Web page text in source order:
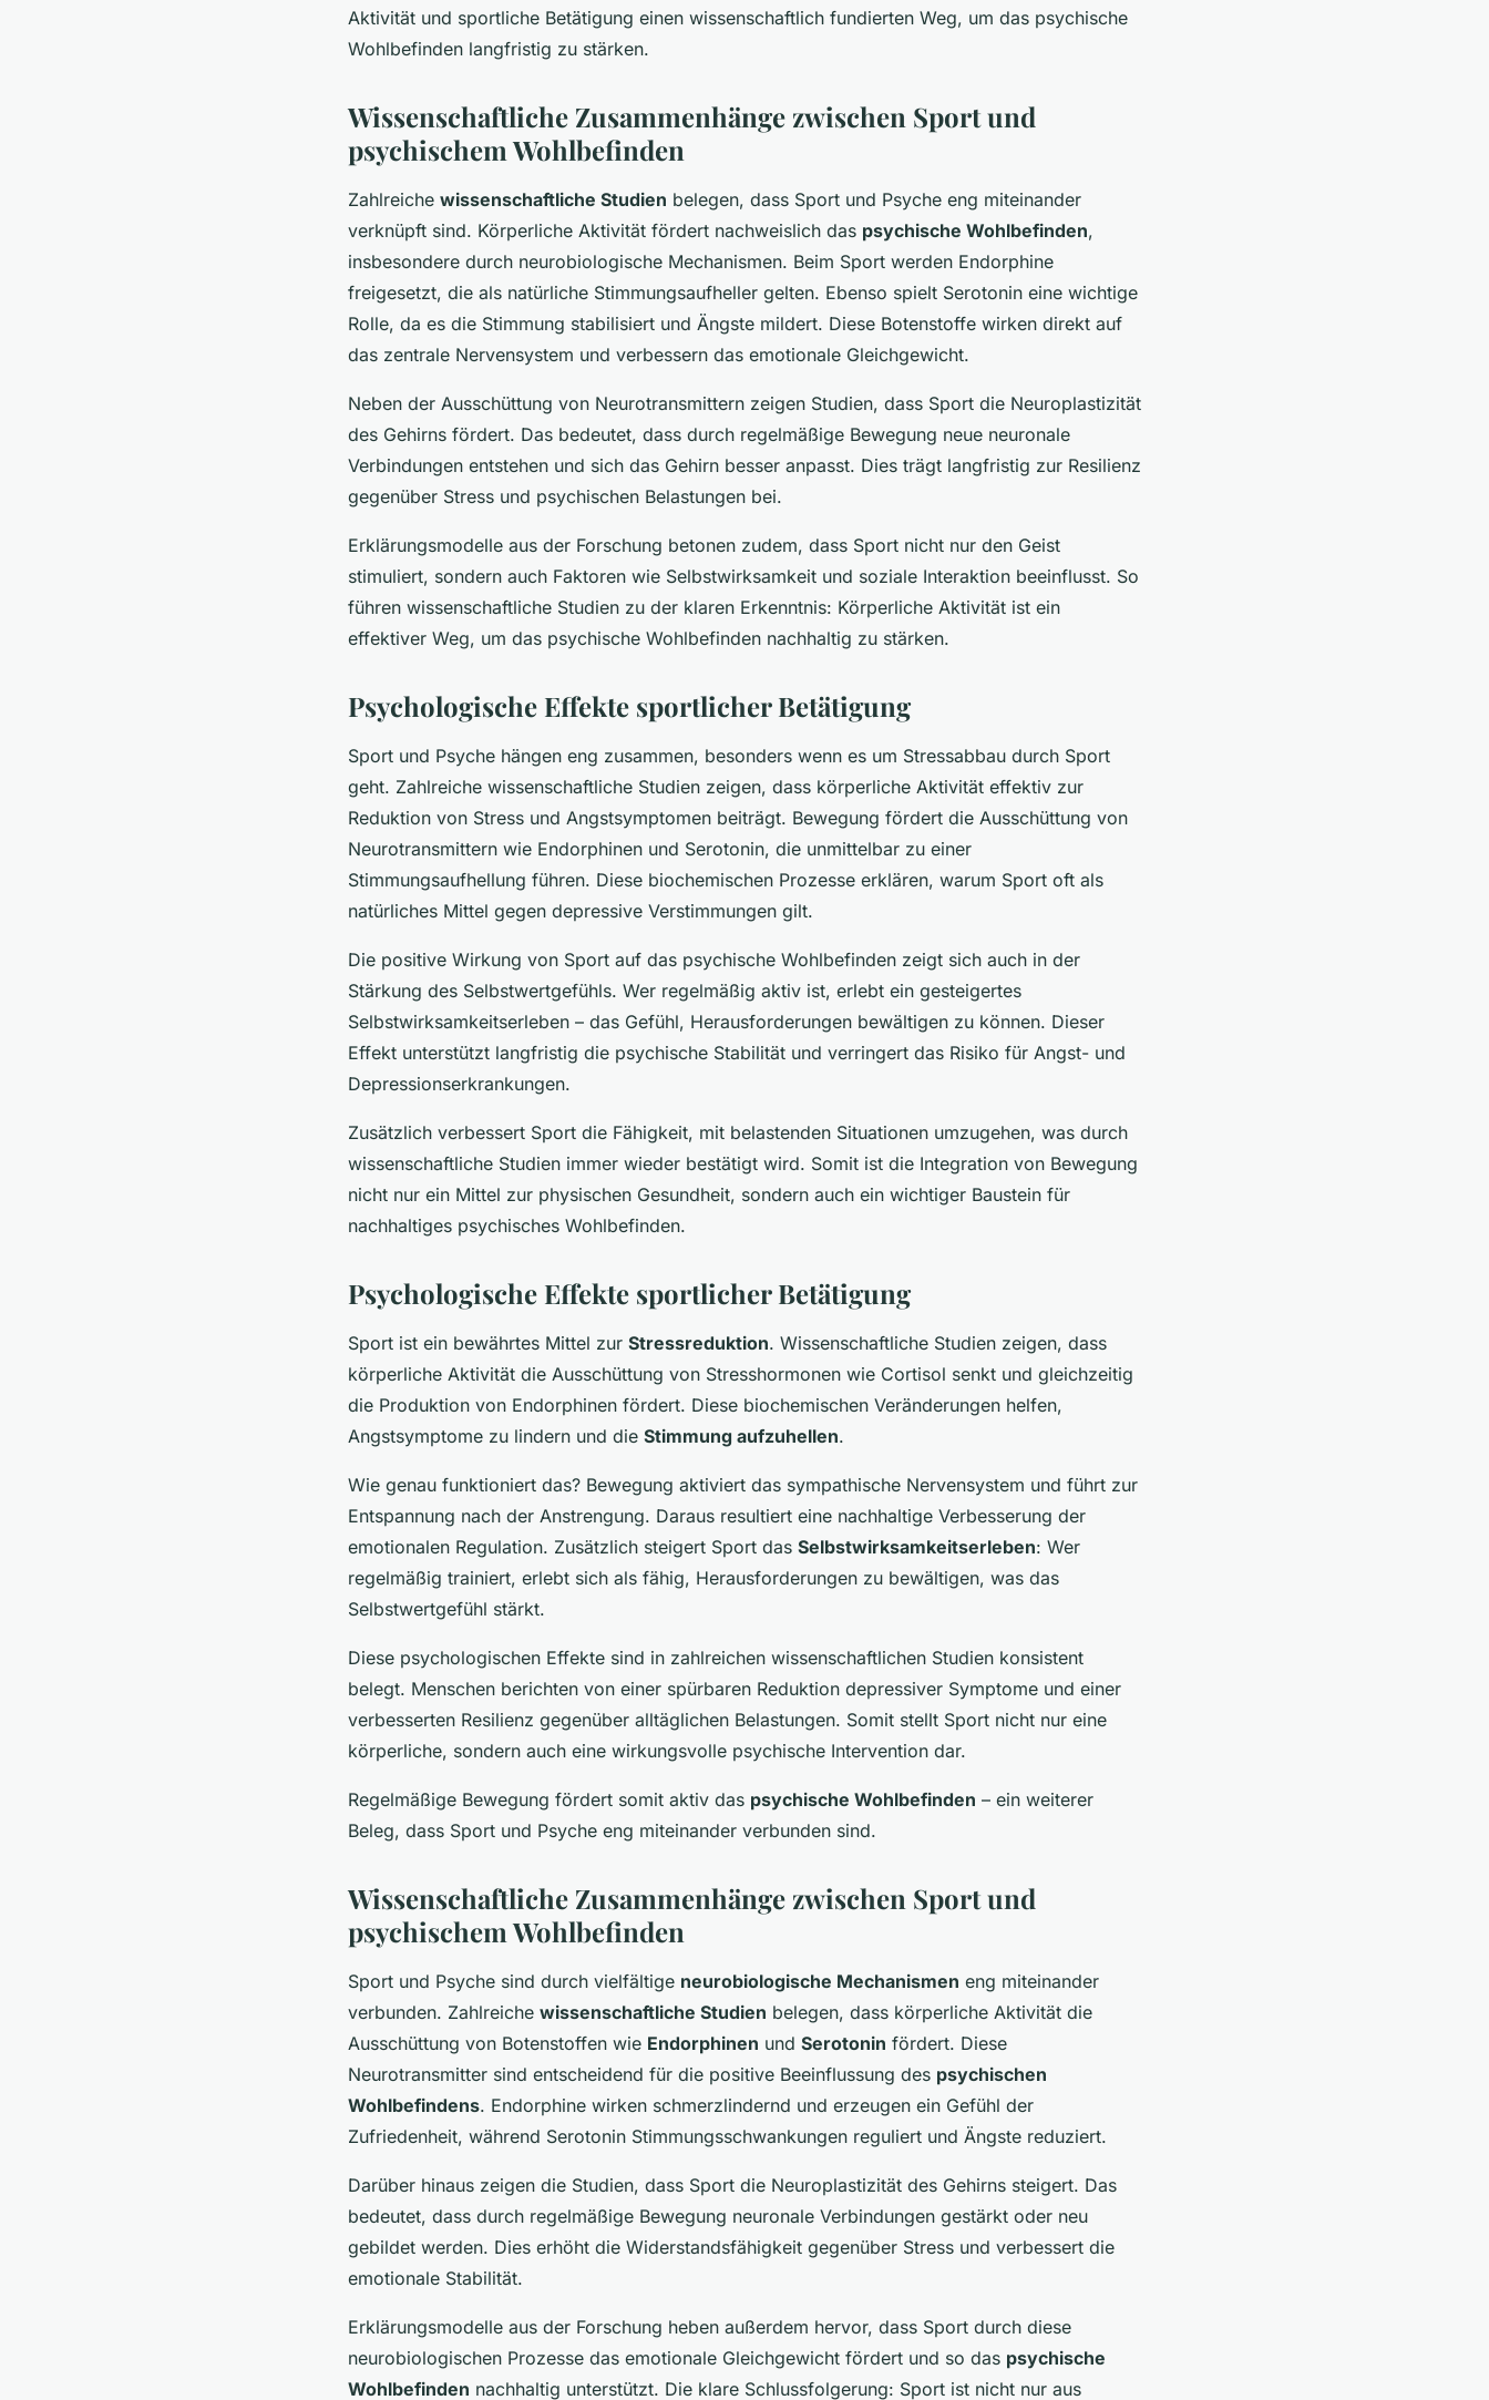
Aktivität und sportliche Betätigung einen wissenschaftlich fundierten Weg, um das psychische
Wohlbefinden langfristig zu stärken.
Wissenschaftliche Zusammenhänge zwischen Sport und
psychischem Wohlbefinden
Zahlreiche wissenschaftliche Studien belegen, dass Sport und Psyche eng miteinander
verknüpft sind. Körperliche Aktivität fördert nachweislich das psychische Wohlbefinden,
insbesondere durch neurobiologische Mechanismen. Beim Sport werden Endorphine
freigesetzt, die als natürliche Stimmungsaufheller gelten. Ebenso spielt Serotonin eine wichtige
Rolle, da es die Stimmung stabilisiert und Ängste mildert. Diese Botenstoffe wirken direkt auf
das zentrale Nervensystem und verbessern das emotionale Gleichgewicht.
Neben der Ausschüttung von Neurotransmittern zeigen Studien, dass Sport die Neuroplastizität
des Gehirns fördert. Das bedeutet, dass durch regelmäßige Bewegung neue neuronale
Verbindungen entstehen und sich das Gehirn besser anpasst. Dies trägt langfristig zur Resilienz
gegenüber Stress und psychischen Belastungen bei.
Erklärungsmodelle aus der Forschung betonen zudem, dass Sport nicht nur den Geist
stimuliert, sondern auch Faktoren wie Selbstwirksamkeit und soziale Interaktion beeinflusst. So
führen wissenschaftliche Studien zu der klaren Erkenntnis: Körperliche Aktivität ist ein
effektiver Weg, um das psychische Wohlbefinden nachhaltig zu stärken.
Psychologische Effekte sportlicher Betätigung
Sport und Psyche hängen eng zusammen, besonders wenn es um Stressabbau durch Sport
geht. Zahlreiche wissenschaftliche Studien zeigen, dass körperliche Aktivität effektiv zur
Reduktion von Stress und Angstsymptomen beiträgt. Bewegung fördert die Ausschüttung von
Neurotransmittern wie Endorphinen und Serotonin, die unmittelbar zu einer
Stimmungsaufhellung führen. Diese biochemischen Prozesse erklären, warum Sport oft als
natürliches Mittel gegen depressive Verstimmungen gilt.
Die positive Wirkung von Sport auf das psychische Wohlbefinden zeigt sich auch in der
Stärkung des Selbstwertgefühls. Wer regelmäßig aktiv ist, erlebt ein gesteigertes
Selbstwirksamkeitserleben – das Gefühl, Herausforderungen bewältigen zu können. Dieser
Effekt unterstützt langfristig die psychische Stabilität und verringert das Risiko für Angst- und
Depressionserkrankungen.
Zusätzlich verbessert Sport die Fähigkeit, mit belastenden Situationen umzugehen, was durch
wissenschaftliche Studien immer wieder bestätigt wird. Somit ist die Integration von Bewegung
nicht nur ein Mittel zur physischen Gesundheit, sondern auch ein wichtiger Baustein für
nachhaltiges psychisches Wohlbefinden.
Psychologische Effekte sportlicher Betätigung
Sport ist ein bewährtes Mittel zur Stressreduktion. Wissenschaftliche Studien zeigen, dass
körperliche Aktivität die Ausschüttung von Stresshormonen wie Cortisol senkt und gleichzeitig
die Produktion von Endorphinen fördert. Diese biochemischen Veränderungen helfen,
Angstsymptome zu lindern und die Stimmung aufzuhellen.
Wie genau funktioniert das? Bewegung aktiviert das sympathische Nervensystem und führt zur
Entspannung nach der Anstrengung. Daraus resultiert eine nachhaltige Verbesserung der
emotionalen Regulation. Zusätzlich steigert Sport das Selbstwirksamkeitserleben: Wer
regelmäßig trainiert, erlebt sich als fähig, Herausforderungen zu bewältigen, was das
Selbstwertgefühl stärkt.
Diese psychologischen Effekte sind in zahlreichen wissenschaftlichen Studien konsistent
belegt. Menschen berichten von einer spürbaren Reduktion depressiver Symptome und einer
verbesserten Resilienz gegenüber alltäglichen Belastungen. Somit stellt Sport nicht nur eine
körperliche, sondern auch eine wirkungsvolle psychische Intervention dar.
Regelmäßige Bewegung fördert somit aktiv das psychische Wohlbefinden – ein weiterer
Beleg, dass Sport und Psyche eng miteinander verbunden sind.
Wissenschaftliche Zusammenhänge zwischen Sport und
psychischem Wohlbefinden
Sport und Psyche sind durch vielfältige neurobiologische Mechanismen eng miteinander
verbunden. Zahlreiche wissenschaftliche Studien belegen, dass körperliche Aktivität die
Ausschüttung von Botenstoffen wie Endorphinen und Serotonin fördert. Diese
Neurotransmitter sind entscheidend für die positive Beeinflussung des psychischen
Wohlbefindens. Endorphine wirken schmerzlindernd und erzeugen ein Gefühl der
Zufriedenheit, während Serotonin Stimmungsschwankungen reguliert und Ängste reduziert.
Darüber hinaus zeigen die Studien, dass Sport die Neuroplastizität des Gehirns steigert. Das
bedeutet, dass durch regelmäßige Bewegung neuronale Verbindungen gestärkt oder neu
gebildet werden. Dies erhöht die Widerstandsfähigkeit gegenüber Stress und verbessert die
emotionale Stabilität.
Erklärungsmodelle aus der Forschung heben außerdem hervor, dass Sport durch diese
neurobiologischen Prozesse das emotionale Gleichgewicht fördert und so das psychische
Wohlbefinden nachhaltig unterstützt. Die klare Schlussfolgerung: Sport ist nicht nur aus